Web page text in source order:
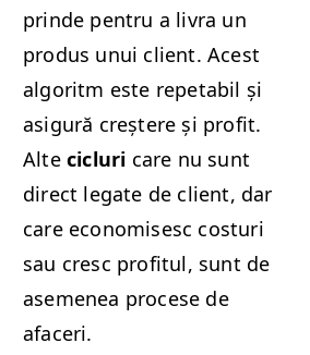
prinde pen­tru a livra un
pro­dus unui client. Acest
algo­ritm este repetabil și
asig­ură creștere și prof­it.
Alte cicluri care nu sunt
direct legate de client, dar
care economis­esc cos­turi
sau cresc prof­i­t­ul, sunt de
aseme­nea pro­cese de
afaceri.